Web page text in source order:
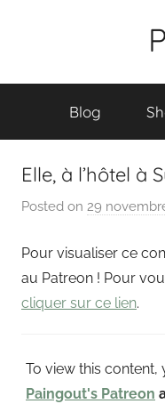
Blog
Elle, à l’hôtel à
Posted on 29
Pour visualiser ce
au Patreon ! Pour
cliquer sur ce lien.
To view this
Paingout's Patreon